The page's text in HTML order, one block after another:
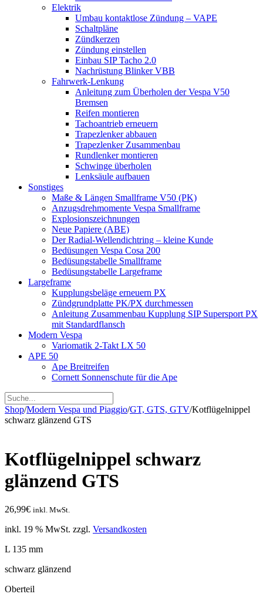
Elektrik
Umbau kontaktlose Zündung – VAPE
Schaltpläne
Zündkerzen
Zündung einstellen
Einbau SIP Tacho 2.0
Nachrüstung Blinker VBB
Fahrwerk-Lenkung
Anleitung zum Überholen der Vespa V50
Bremsen
Reifen montieren
Tachoantrieb erneuern
Trapezlenker abbauen
Trapezlenker Zusammenbau
Rundlenker montieren
Schwinge überholen
Lenksäule aufbauen
Sonstiges
Maße & Längen Smallframe V50 (PK)
Anzugsdrehmomente Vespa Smallframe
Explosionszeichnungen
Neue Papiere (ABE)
Der Radial-Wellendichtring – kleine Kunde
Bedüsungen Vespa Cosa 200
Bedüsungstabelle Smallframe
Bedüsungstabelle Largeframe
Largeframe
Kupplungsbeläge erneuern PX
Zündgrundplatte PK/PX durchmessen
Anleitung Zusammenbau Kupplung SIP Supersport PX
mit Standardflansch
Modern Vespa
Variomatik 2-Takt LX 50
APE 50
Ape Breitreifen
Cornett Sonnenschute für die Ape
Shop/Modern Vespa und Piaggio/GT, GTS, GTV/Kotflügelnippel
schwarz glänzend GTS
Kotflügelnippel schwarz
glänzend GTS
26,99€ inkl. MwSt.
inkl. 19 % MwSt. zzgl. Versandkosten
L 135 mm
schwarz glänzend
Oberteil